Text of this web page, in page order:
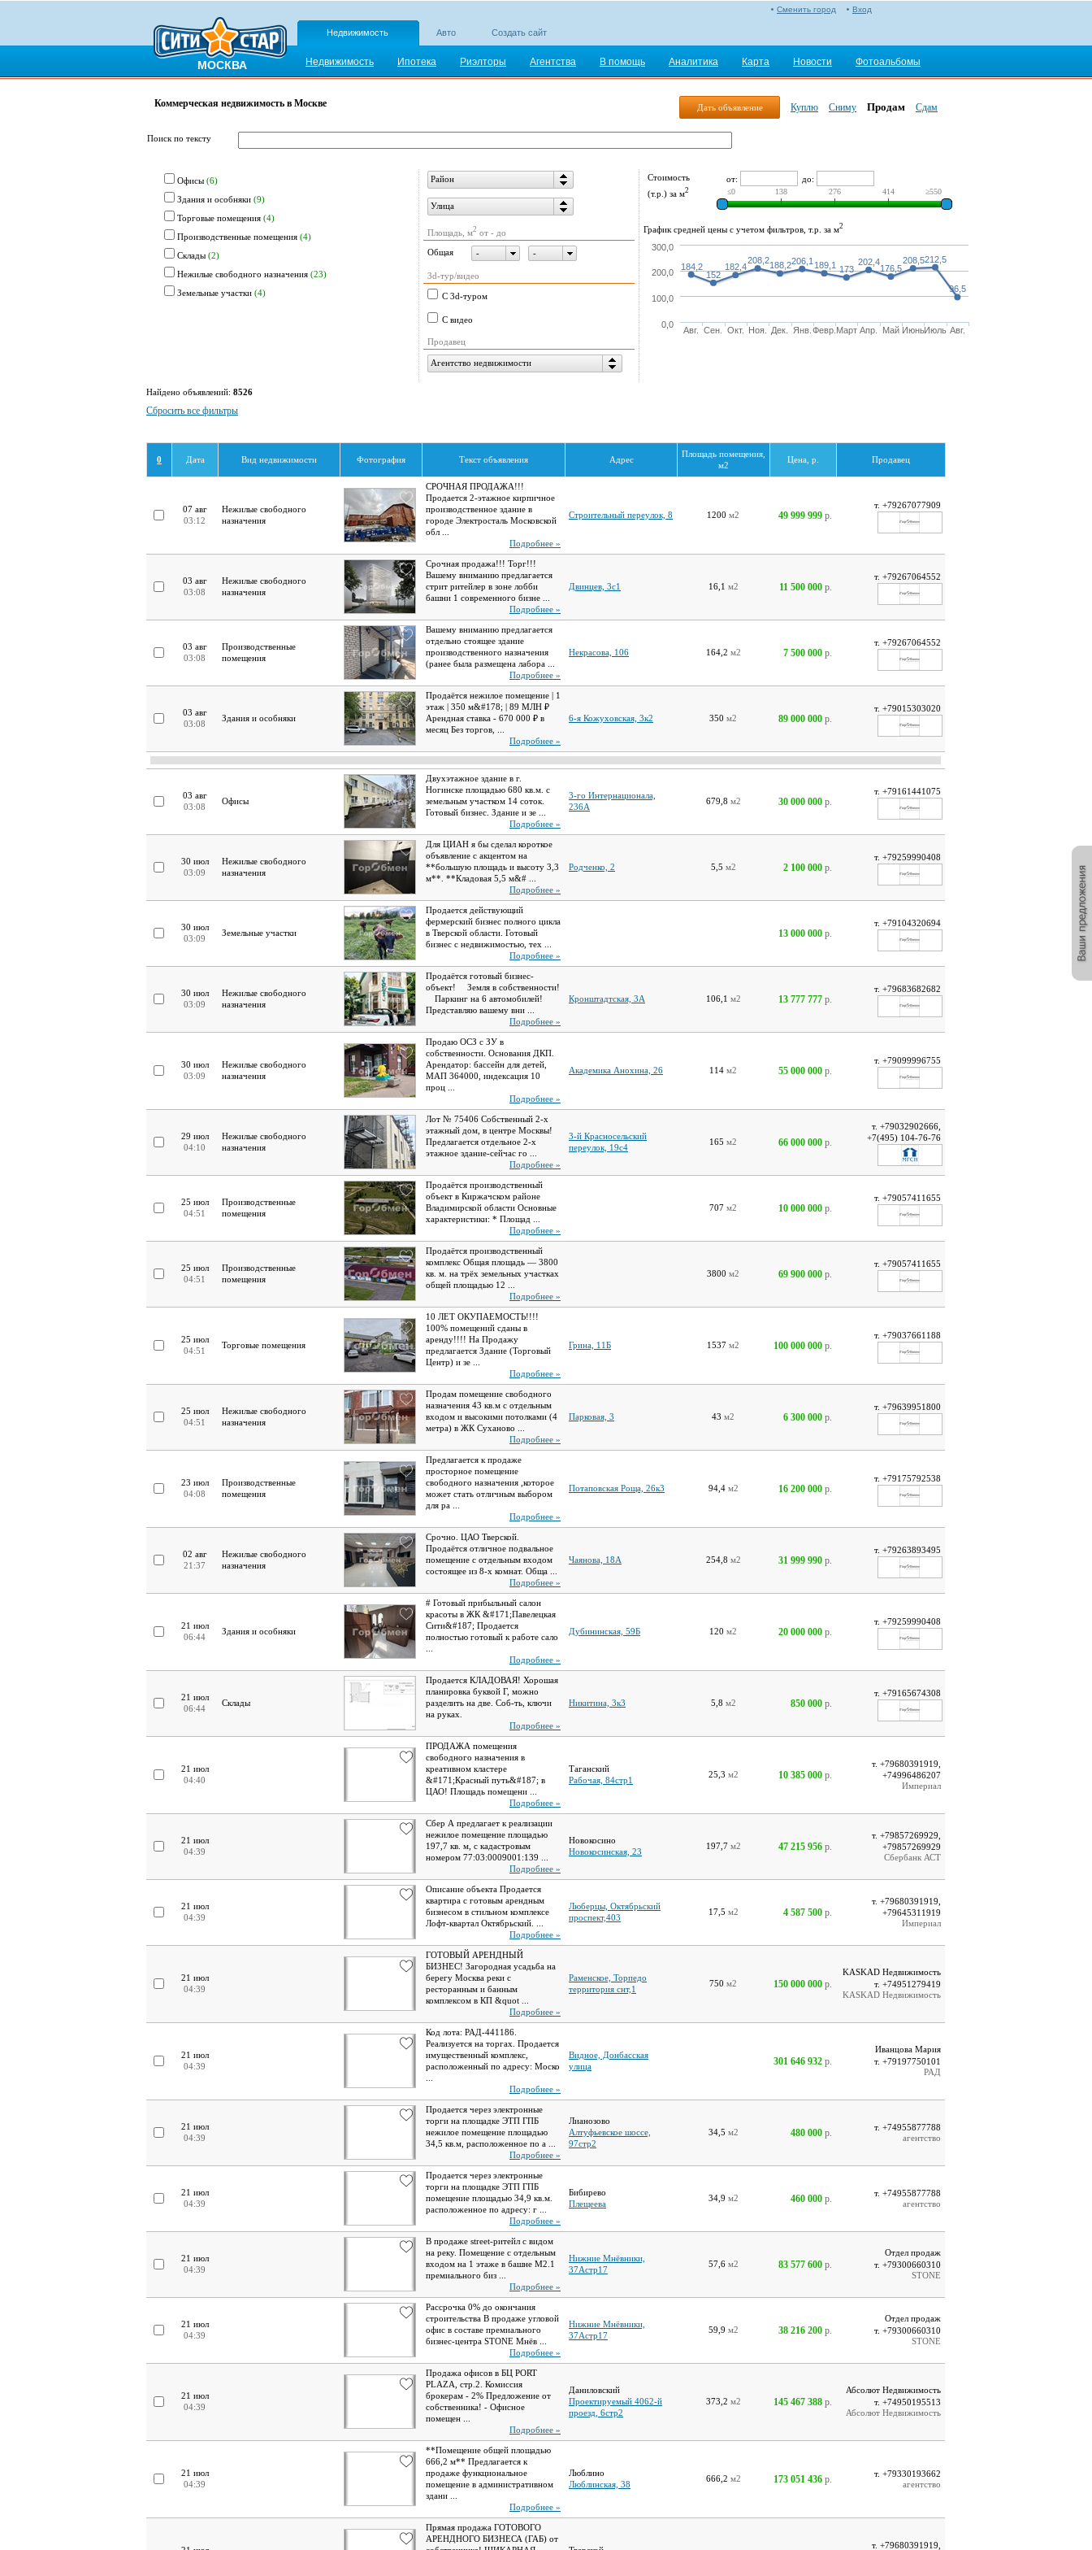
МОСКВА
Вход
Сменить город
Недвижимость Авто Создать сайт
Недвижимость Ипотека Риэлторы Агентства В помощь Аналитика Карта Новости Фотоальбомы
Дать объявление Куплю Сниму Продам Сдам
Коммерческая недвижимость в Москве
Поиск по тексту
Офисы (6)
Здания и особняки (9)
Торговые помещения (4)
Производственные помещения (4)
Склады (2)
Нежилые свободного назначения (23)
Земельные участки (4)
Район
Улица
Площадь, м2 от - до
Общая - -
3d-тур/видео
С 3d-туром
С видео
Продавец
Агентство недвижимости
Стоимость
(т.р.) за м2
от: до:
≤0 138 276 414 ≥550
График средней цены с учетом фильтров, т.р. за м2
184,2
152
182,4
208,2188,2206,1 189,1 173
202,4
176,5
208,5212,5
96,5
Авг. Сен. Окт. Ноя. Дек. Янв. Февр. Март Апр. Май ИюньИюль Авг.
0,0
100,0
200,0
300,0
Найдено объявлений: 8526
Сбросить все фильтры
0 Дата Вид недвижимости Фотография Текст объявления Адрес
Площадь помещения,
м2
Цена, р. Продавец
07 авг
03:12
Нежилые свободного
назначения
СРОЧНАЯ ПРОДАЖА!!!
Продается 2-этажное кирпичное
производственное здание в
городе Электросталь Московской
обл ...
Подробнее »
Строительный переулок, 8 1200 м2 49 999 999 р.
т. +79267077909
03 авг
03:08
Нежилые свободного
назначения
Срочная продажа!!! Торг!!!
Вашему вниманию предлагается
стрит ритейлер в зоне лобби
башни 1 современного бизне ...
Подробнее »
Двинцев, 3с1 16,1 м2 11 500 000 р.
т. +79267064552
03 авг
03:08
Производственные
помещения
Вашему вниманию предлагается
отдельно стоящее здание
производственного назначения
(ранее была размещена лабора ...
Подробнее »
Некрасова, 106 164,2 м2 7 500 000 р.
т. +79267064552
03 авг
03:08
Здания и особняки
Продаётся нежилое помещение | 1
этаж | 350 м&#178; | 89 МЛН ₽
Арендная ставка - 670 000 ₽ в
месяц Без торгов, ...
Подробнее »
6-я Кожуховская, 3к2 350 м2 89 000 000 р.
т. +79015303020
03 авг
03:08
Офисы
Двухэтажное здание в г.
Ногинске площадью 680 кв.м. c
земeльным участком 14 coтoк.
Готовый бизнес. Здание и зе ...
Подробнее »
3-го Интернационала,
236А
679,8 м2 30 000 000 р.
т. +79161441075
30 июл
03:09
Нежилые свободного
назначения
Для ЦИАН я бы сделал короткое
объявление с акцентом на
**большую площадь и высоту 3,3
м**. **Кладовая 5,5 м&# ...
Подробнее »
Родченко, 2 5,5 м2 2 100 000 р.
т. +79259990408
30 июл
03:09
Земельные участки
Продается действующий
фермерский бизнес полного цикла
в Тверской области. Готовый
бизнес с недвижимостью, тех ...
Подробнее »
13 000 000 р.
т. +79104320694
30 июл
03:09
Нежилые свободного
назначения
Продаётся готовый бизнес-
объект! ⠀ Земля в собственности!
⠀ Паркинг на 6 автомобилей! ⠀
Представляю вашему вни ...
Подробнее »
Кронштадтская, 3А 106,1 м2 13 777 777 р.
т. +79683682682
30 июл
03:09
Нежилые свободного
назначения
Продаю ОСЗ с ЗУ в
собственности. Основания ДКП.
Арендатор: бассейн для детей,
МАП 364000, индексация 10
проц ...
Подробнее »
Академика Анохина, 26 114 м2 55 000 000 р.
т. +79099996755
29 июл
04:10
Нежилые свободного
назначения
Лот № 75406 Собственный 2-х
этажный дом, в центре Москвы!
Предлагается отдельное 2-х
этажное здание-сейчас го ...
Подробнее »
3-й Красносельский
переулок, 19с4
165 м2 66 000 000 р.
т. +79032902666,
+7(495) 104-76-76
25 июл
04:51
Производственные
помещения
Продаётся производственный
объект в Киржачском районе
Владимирской области Основные
характеристики: * Площад ...
Подробнее »
707 м2 10 000 000 р.
т. +79057411655
25 июл
04:51
Производственные
помещения
Продаётся производственный
комплекс Общая площадь — 3800
кв. м. на трёх земельных участках
общей площадью 12 ...
Подробнее »
3800 м2 69 900 000 р.
т. +79057411655
25 июл
04:51
Торговые помещения
10 ЛЕТ ОКУПАЕМОСТЬ!!!!
100% помещений сданы в
аренду!!!! На Продажу
предлагается Здание (Торговый
Центр) и зе ...
Подробнее »
Грина, 11Б 1537 м2 100 000 000 р.
т. +79037661188
25 июл
04:51
Нежилые свободного
назначения
Продам помещение свободного
назначения 43 кв.м с отдельным
входом и высокими потолками (4
метра) в ЖК Суханово ...
Подробнее »
Парковая, 3 43 м2 6 300 000 р.
т. +79639951800
23 июл
04:08
Производственные
помещения
Предлагается к продаже
просторное помещение
свободного назначения ,которое
может стать отличным выбором
для ра ...
Подробнее »
Потаповская Роща, 26к3 94,4 м2 16 200 000 р.
т. +79175792538
02 авг
21:37
Нежилые свободного
назначения
Срочно. ЦАО Тверской.
Продаётся отличное подвальное
помещение с отдельным входом
состоящее из 8-х комнат. Обща ...
Подробнее »
Чаянова, 18А 254,8 м2 31 999 990 р.
т. +79263893495
21 июл
06:44
Здания и особняки
# Готовый прибыльный салон
красоты в ЖК &#171;Павелецкая
Сити&#187; Продается
полностью готовый к работе сало
Подробнее »
Дубининская, 59Б 120 м2 20 000 000 р.
т. +79259990408
21 июл
06:44
Склады
Продается КЛАДОВАЯ! Хорошая
планировка буквой Г, можно
разделить на две. Соб-ть, ключи
на руках.
Подробнее »
Никитина, 3к3 5,8 м2 850 000 р.
т. +79165674308
21 июл
04:40
ПРОДАЖА помещения
свободного назначения в
креативном кластере
&#171;Красный путь&#187; в
ЦАО! Площадь помещени ...
Подробнее »
Таганский
Рабочая, 84стр1
25,3 м2 10 385 000 р.
т. +79680391919,
+74996486207
Империал
21 июл
04:39
Сбер А предлагает к реализации
нежилое помещение площадью
197,7 кв. м, с кадастровым
номером 77:03:0009001:139 ...
Подробнее »
Новокосино
Новокосинская, 23
197,7 м2 47 215 956 р.
т. +79857269929,
+79857269929
Сбербанк АСТ
21 июл
04:39
Описание объекта Продается
квартира с готовым арендным
бизнесом в стильном комплексе
Лофт-квартал Октябрьский. ...
Подробнее »
Люберцы, Октябрьский
проспект,403
17,5 м2 4 587 500 р.
т. +79680391919,
+79645311919
Империал
21 июл
04:39
ГОТОВЫЙ АРЕНДНЫЙ
БИЗНЕС! Загородная усадьба на
берегу Москва реки с
ресторанным и банным
комплексом в КП &quot ...
Подробнее »
Раменское, Торпедо
территория снт,1
750 м2 150 000 000 р.
KASKAD Недвижимость
т. +74951279419
KASKAD Недвижимость
21 июл
04:39
Код лота: РАД-441186.
Реализуется на торгах. Продается
имущественный комплекс,
расположенный по адресу: Моско
Подробнее »
Видное, Донбасская
улица
301 646 932 р.
Иванцова Мария
т. +79197750101
РАД
21 июл
04:39
Продается через электронные
торги на площадке ЭТП ГПБ
нежилое помещение площадью
34,5 кв.м, расположенное по а ...
Подробнее »
Лианозово
Алтуфьевское шоссе,
97стр2
34,5 м2 480 000 р. т. +74955877788
агентство
21 июл
04:39
Продается через электронные
торги на площадке ЭТП ГПБ
помещение площадью 34,9 кв.м.
расположенное по адресу: г ...
Подробнее »
Бибирево
Плещеева
34,9 м2 460 000 р. т. +74955877788
агентство
21 июл
04:39
В продаже street-ритейл с видом
на реку. Помещение с отдельным
входом на 1 этаже в башне М2.1
премиального биз ...
Подробнее »
Нижние Мнёвники,
37Астр17
57,6 м2 83 577 600 р.
Отдел продаж
т. +79300660310
STONE
21 июл
04:39
Рассрочка 0% до окончания
строительства В продаже угловой
офис в составе премиального
бизнес-центра STONE Мнёв ...
Подробнее »
Нижние Мнёвники,
37Астр17
59,9 м2 38 216 200 р.
Отдел продаж
т. +79300660310
STONE
21 июл
04:39
Продажа офисов в БЦ PORT
PLAZA, стр.2. Комиссия
брокерам - 2% Предложение от
собственника! - Офисное
помещен ...
Подробнее »
Даниловский
Проектируемый 4062-й
проезд, 6стр2
373,2 м2 145 467 388 р.
Абсолют Недвижимость
т. +74950195513
Абсолют Недвижимость
21 июл
04:39
**Помещение общей площадью
666,2 м** Предлагается к
продаже функциональное
помещение в административном
здани ...
Подробнее »
Люблино
Люблинская, 38
666,2 м2 173 051 436 р. т. +79330193662
агентство
Прямая продажа ГОТОВОГО
АРЕНДНОГО БИЗНЕСА (ГАБ) от
т. +79680391919,